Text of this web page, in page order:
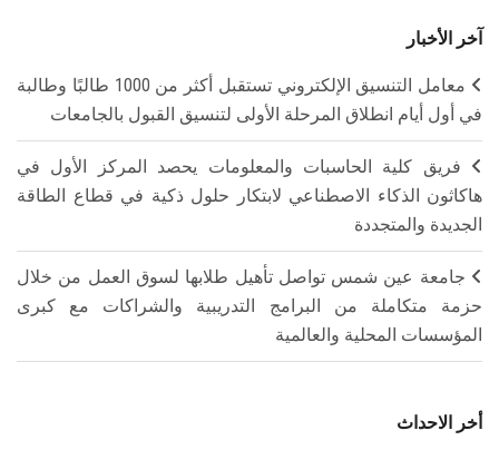
آخر الأخبار
معامل التنسيق الإلكتروني تستقبل أكثر من 1000 طالبًا وطالبة
في أول أيام انطلاق المرحلة الأولى لتنسيق القبول بالجامعات
فريق كلية الحاسبات والمعلومات يحصد المركز الأول في
هاكاثون الذكاء الاصطناعي لابتكار حلول ذكية في قطاع الطاقة
الجديدة والمتجددة
جامعة عين شمس تواصل تأهيل طلابها لسوق العمل من خلال
حزمة متكاملة من البرامج التدريبية والشراكات مع كبرى
المؤسسات المحلية والعالمية
أخر الاحداث